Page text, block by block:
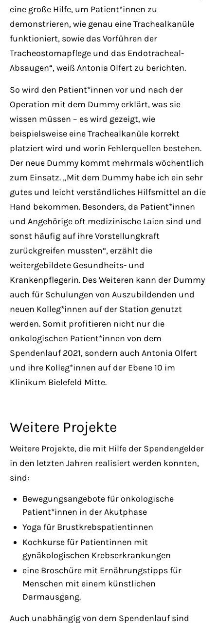
eine große Hilfe, um Patient*innen zu
demonstrieren, wie genau eine Trachealkanüle
funktioniert, sowie das Vorführen der
Tracheostomapflege und das Endotracheal-
Absaugen“, weiß Antonia Olfert zu berichten.
So wird den Patient*innen vor und nach der
Operation mit dem Dummy erklärt, was sie
wissen müssen – es wird gezeigt, wie
beispielsweise eine Trachealkanüle korrekt
platziert wird und worin Fehlerquellen bestehen.
Der neue Dummy kommt mehrmals wöchentlich
zum Einsatz. „Mit dem Dummy habe ich ein sehr
gutes und leicht verständliches Hilfsmittel an die
Hand bekommen. Besonders, da Patient*innen
und Angehörige oft medizinische Laien sind und
sonst häufig auf ihre Vorstellungkraft
zurückgreifen mussten“, erzählt die
weitergebildete Gesundheits- und
Krankenpflegerin. Des Weiteren kann der Dummy
auch für Schulungen von Auszubildenden und
neuen Kolleg*innen auf der Station genutzt
werden. Somit profitieren nicht nur die
onkologischen Patient*innen von dem
Spendenlauf 2021, sondern auch Antonia Olfert
und ihre Kolleg*innen auf der Ebene 10 im
Klinikum Bielefeld Mitte.
Weitere Projekte
Weitere Projekte, die mit Hilfe der Spendengelder
in den letzten Jahren realisiert werden konnten,
sind:
Bewegungsangebote für onkologische
Patient*innen in der Akutphase
Yoga für Brustkrebspatientinnen
Kochkurse für Patientinnen mit
gynäkologischen Krebserkrankungen
eine Broschüre mit Ernährungstipps für
Menschen mit einem künstlichen
Darmausgang.
Auch unabhängig von dem Spendenlauf sind